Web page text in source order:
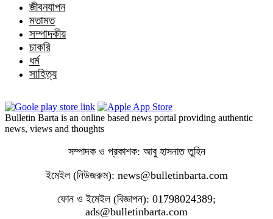
জীবনযাপন
মতামত
সম্পাদকীয়
চাকরি
ধর্ম
সাহিত্য
Bulletin Barta is an online based news portal providing authentic
news, views and thoughts
সম্পাদক ও প্রকাশক: আবু হাসনাত তুহিন
ইমেইল (নিউজরুম): news@bulletinbarta.com
ফোন ও ইমেইল (বিজ্ঞাপন): 01798024389;
ads@bulletinbarta.com